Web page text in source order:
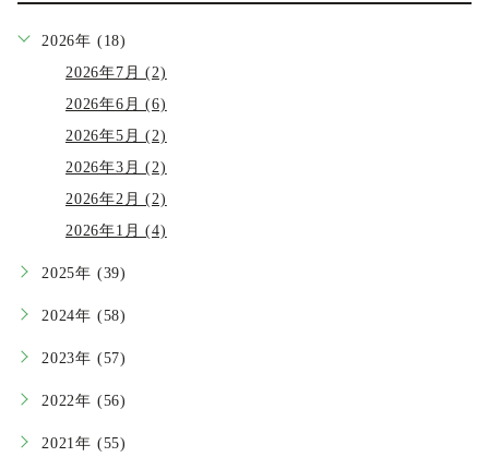
2026年 (18)
2026年7月 (2)
2026年6月 (6)
2026年5月 (2)
2026年3月 (2)
2026年2月 (2)
2026年1月 (4)
2025年 (39)
2024年 (58)
2023年 (57)
2022年 (56)
2021年 (55)